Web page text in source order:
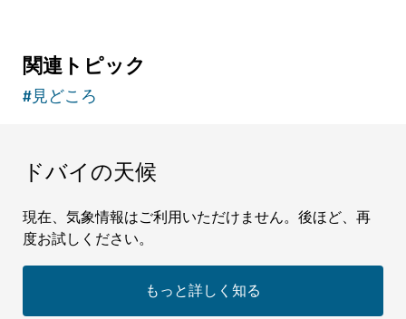
関連トピック
#見どころ
ドバイの天候
現在、気象情報はご利用いただけません。後ほど、再
度お試しください。
もっと詳しく知る